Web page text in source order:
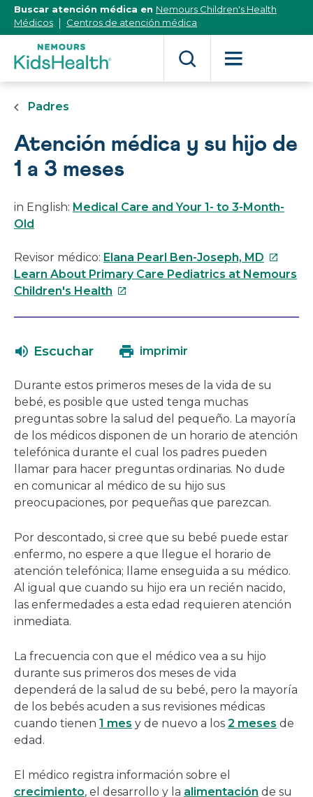
[Skip
Content]
Buscar atención médica en Nemours Children's Health
Médicos
Centros de atención médica
Padres
Atención médica y su hijo de
1 a 3 meses
in English: Medical Care and Your 1- to 3-Month-
Old
Revisor médico: Elana Pearl Ben-Joseph, MD Este
enlace
Learn About Primary Care Pediatrics at Nemours
Children's Health Este
en
nueva
ventana
Escuchar imprimir
Durante estos primeros meses de la vida de su
bebé, es posible que usted tenga muchas
preguntas sobre la salud del pequeño. La mayoría
de los médicos disponen de un horario de atención
telefónica durante el cual los padres pueden
llamar para hacer preguntas ordinarias. No dude
en comunicar al médico de su hijo sus
preocupaciones, por pequeñas que parezcan.
Por descontado, si cree que su bebé puede estar
enfermo, no espere a que llegue el horario de
atención telefónica; llame enseguida a su médico.
Al igual que cuando su hijo era un recién nacido,
las enfermedades a esta edad requieren atención
inmediata.
La frecuencia con que el médico vea a su hijo
durante sus primeros dos meses de vida
dependerá de la salud de su bebé, pero la mayoría
de los bebés acuden a sus revisiones médicas
cuando tienen 1 mes y de nuevo a los 2 meses de
edad.
El médico registra información sobre el
crecimiento, el desarrollo y la alimentación de su